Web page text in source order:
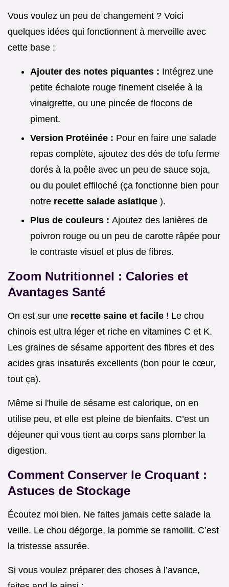
Vous voulez un peu de changement ? Voici
quelques idées qui fonctionnent à merveille avec
cette base :
Ajouter des notes piquantes : Intégrez une
petite échalote rouge finement ciselée à la
vinaigrette, ou une pincée de flocons de
piment.
Version Protéinée : Pour en faire une salade
repas complète, ajoutez des dés de tofu ferme
dorés à la poêle avec un peu de sauce soja,
ou du poulet effiloché (ça fonctionne bien pour
notre recette salade asiatique ).
Plus de couleurs : Ajoutez des lanières de
poivron rouge ou un peu de carotte râpée pour
le contraste visuel et plus de fibres.
Zoom Nutritionnel : Calories et
Avantages Santé
On est sur une recette saine et facile ! Le chou
chinois est ultra léger et riche en vitamines C et K.
Les graines de sésame apportent des fibres et des
acides gras insaturés excellents (bon pour le cœur,
tout ça).
Même si l'huile de sésame est calorique, on en
utilise peu, et elle est pleine de bienfaits. C’est un
déjeuner qui vous tient au corps sans plomber la
digestion.
Comment Conserver le Croquant :
Astuces de Stockage
Écoutez moi bien. Ne faites jamais cette salade la
veille. Le chou dégorge, la pomme se ramollit. C’est
la tristesse assurée.
Si vous voulez préparer des choses à l’avance,